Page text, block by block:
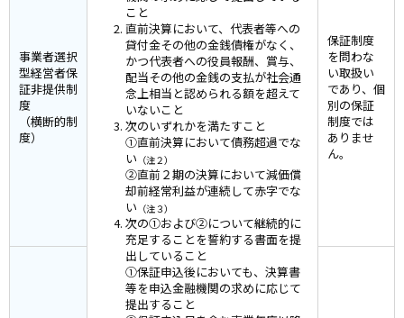
事業者選択
型経営者保
証非提供制
度
（横断的制
度）
こと
直前決算において、代表者等への
貸付金その他の金銭債権がなく、
かつ代表者への役員報酬、賞与、
配当その他の金銭の支払が社会通
念上相当と認められる額を超えて
いないこと
次のいずれかを満たすこと
①直前決算において債務超過でな
い （注２）
②直前２期の決算において減価償
却前経常利益が連続して赤字でな
い （注３）
次の①および②について継続的に
充足することを誓約する書面を提
出していること
①保証申込後においても、決算書
等を申込金融機関の求めに応じて
提出すること
保証制度
を問わな
い取扱い
であり、個
別の保証
制度では
ありませ
ん。